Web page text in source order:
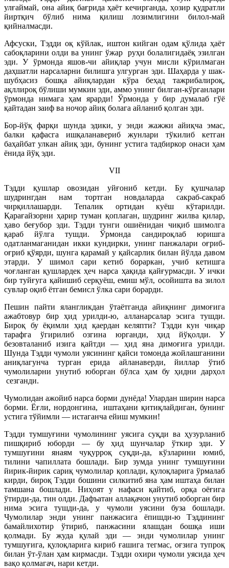
улғаймай, она айиқ бағрида ҳаёт кечирганда, ҳозир қудратли
йиртқич бўлиб нима қилиш лозимлигини билол-май
қийналмасди.
Афсуски, Тэдди оқ кўйлак, иштон кийган одам қўлида ҳаёт
сабоқларини олди ва унинг ўжар руҳи болалигидаёқ эзилган
эди. У ўрмонда яшов-чи айиқлар учун мисли кўрилмаган
даҳшатли нарсаларни билишга улгурган эди. Шаҳарда у шак-
шубҳасиз бошқа айиқлардан кўра беҳад тажрибалироқ,
ақллироқ бўлиши мумкин эди, аммо унинг билган-кўрганлари
ўрмонда нимага ҳам ярарди! Ўрмонда у бир думалаб гўё
қайтадан заиф ва ночор айиқ болага айланиб қолган эди.
Бор-йўқ фарқи шунда эдики, у энди жажжи айиқча эмас,
балки қафасга ишқаланавериб жунлари тўкилиб кетган
баҳайбат улкан айиқ эди, бунинг устига тадбиркор онаси ҳам
ёнида йўқ эди.
VII
Тэдди қушлар овозидан уйғониб кетди. Бу қушчалар
шудрингдан нам тортган новдаларда сакраб-сакраб
чирқиллашарди. Тепалик ортидан куёш кўтарилди.
Қарағайзорни ҳарир туман қоплаган, шудринг жилва қилар,
ҳаво беғубор эди. Тэдди тунги ошиёнидан чиқиб шимолга
қараб йўлга тушди. Ўрмонда сандироқлаб юришга
одатланмаганидан икки кундирки, унинг панжалари оғриб-
оғриб қўярди, шунга қарамай у қайсарлик билан йўлда давом
этарди. У шимол сари кетиб бораркан, учиб кетишга
чоғланган қушлардек ҳеч нарса ҳақида қайғурмасди. У ички
бир туйғуга қайишиб серқуёш, емиш мўл, осойишта ва зилол
сувлар оқиб ётган бемисл ўлка сари борарди.
Пешин пайти ялангликдан ўтаётганда айиқнинг димоғига
ажабтовур бир ҳид урилди-ю, алланарсалар эсига тушди.
Бироқ бу ёқимли ҳид қаердан келяпти? Тэдди кун чиқар
тарафга ўгирилиб озгина юрганди, ҳид йўқолди. У
безовталаниб изига қайтди — ҳид яна димоғига урилди.
Шунда Тэдди чумоли уясининг қайси томонда жойлашганини
аниқлагунча турган ерида айланаверди, йиллар ўтиб
чумолиларни унутиб юборган бўлса ҳам бу ҳидни дарҳол
сезганди.
Чумолидан ажойиб нарса борми дунёда! Улардан ширин нарса
борми. Ёғли, нордонгина, иштаҳани қитиқлайдиган, бунинг
устига тўйимли — истаганча ейиш мумкин!
Тэдди тумшуғини чумолининг уясига суқди ва ҳузурланиб
пишқириб юборди — бу ҳид шунчалар ўткир эди. У
тумшуғини янаям чуқурроқ суқди-да, кўзларини юмиб,
тилини чапиллата бошлади. Бир зумда унинг тумшуғини
йирик-йирик сариқ чумолилар қоплади, қулоқларига ўрмалаб
кирди, бироқ Тэдди бошини силкитиб яна ҳам иштаҳа билан
тамшана бошлади. Ниҳоят у нафаси қайтиб, орқа оёғига
ўтирди-да, тин олди. Дафъатан аллақачон унутиб юборган бир
нима эсига тушди-да, у чумоли уясини буза бошлади.
Чумолилар энди унинг панжасига ёпишди-ю Тэддининг
бамайлихотир ўтириб, панжасини ялашдан бошқа иши
қолмади. Бу жуда қулай эди — энди чумолилар унинг
тумшуғига, қулоқларига кириб ғашига тегмас, оғзига тупроқ
билан ўт-ўлан ҳам кирмасди. Тэдди охири чумоли уясида ҳеч
вақо қолмагач, нари кетди.